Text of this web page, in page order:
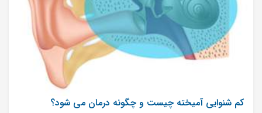
کم شنوایی آمیخته چیست و چگونه درمان می شود؟